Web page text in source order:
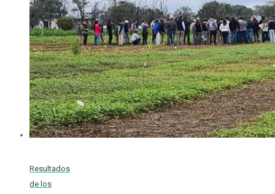
Resultados
de los